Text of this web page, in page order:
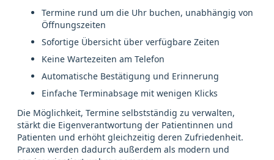
Termine rund um die Uhr buchen, unabhängig von
Öffnungszeiten
Sofortige Übersicht über verfügbare Zeiten
Keine Wartezeiten am Telefon
Automatische Bestätigung und Erinnerung
Einfache Terminabsage mit wenigen Klicks
Die Möglichkeit, Termine selbstständig zu verwalten,
stärkt die Eigenverantwortung der Patientinnen und
Patienten und erhöht gleichzeitig deren Zufriedenheit.
Praxen werden dadurch außerdem als modern und